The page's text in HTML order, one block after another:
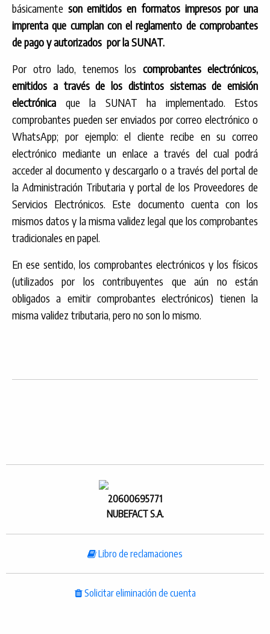
básicamente son emitidos en formatos impresos por una
imprenta que cumplan con el reglamento de comprobantes
de pago y autorizados por la SUNAT.
Por otro lado, tenemos los comprobantes electrónicos,
emitidos a través de los distintos sistemas de emisión
electrónica que la SUNAT ha implementado. Estos
comprobantes pueden ser enviados por correo electrónico o
WhatsApp; por ejemplo: el cliente recibe en su correo
electrónico mediante un enlace a través del cual podrá
acceder al documento y descargarlo o a través del portal de
la Administración Tributaria y portal de los Proveedores de
Servicios Electrónicos. Este documento cuenta con los
mismos datos y la misma validez legal que los comprobantes
tradicionales en papel.
En ese sentido, los comprobantes electrónicos y los físicos
(utilizados por los contribuyentes que aún no están
obligados a emitir comprobantes electrónicos) tienen la
misma validez tributaria, pero no son lo mismo.
20600695771
NUBEFACT S.A.
Libro de reclamaciones
Solicitar eliminación de cuenta